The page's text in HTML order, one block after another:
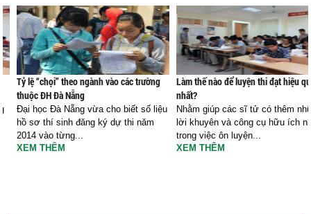
Tỷ lệ “chọi” theo ngành vào các trường
thuộc ĐH Đà Nẵng
Đại học Đà Nẵng vừa cho biết số liệu
hồ sơ thí sinh đăng ký dự thi năm
2014 vào từng...
XEM THÊM
Làm thế nào để luyện thi đạt hiệu
nhất?
Nhằm giúp các sĩ tử có thêm
lời khuyên và công cụ hữu ích
trong việc ôn luyện...
XEM THÊM